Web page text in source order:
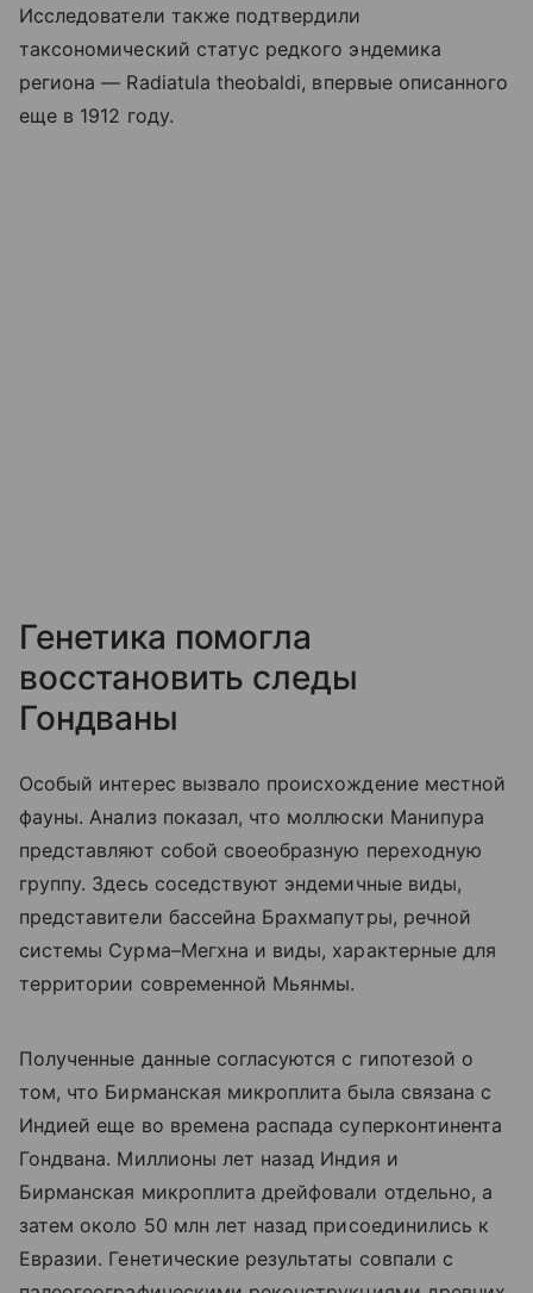
Исследователи также подтвердили
таксономический статус редкого эндемика
региона — Radiatula theobaldi, впервые описанного
еще в 1912 году.
Генетика помогла
восстановить следы
Гондваны
Особый интерес вызвало происхождение местной
фауны. Анализ показал, что моллюски Манипура
представляют собой своеобразную переходную
группу. Здесь соседствуют эндемичные виды,
представители бассейна Брахмапутры, речной
системы Сурма–Мегхна и виды, характерные для
территории современной Мьянмы.
Полученные данные согласуются с гипотезой о
том, что Бирманская микроплита была связана с
Индией еще во времена распада суперконтинента
Гондвана. Миллионы лет назад Индия и
Бирманская микроплита дрейфовали отдельно, а
затем около 50 млн лет назад присоединились к
Евразии. Генетические результаты совпали с